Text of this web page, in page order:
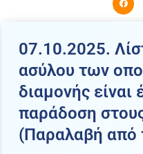
07.10.2025.
ασύλου των
διαμονής είναι
παράδοση
(Παραλαβή από